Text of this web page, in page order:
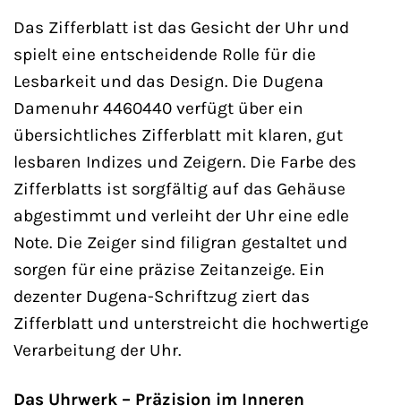
Das Zifferblatt ist das Gesicht der Uhr und
spielt eine entscheidende Rolle für die
Lesbarkeit und das Design. Die Dugena
Damenuhr 4460440 verfügt über ein
übersichtliches Zifferblatt mit klaren, gut
lesbaren Indizes und Zeigern. Die Farbe des
Zifferblatts ist sorgfältig auf das Gehäuse
abgestimmt und verleiht der Uhr eine edle
Note. Die Zeiger sind filigran gestaltet und
sorgen für eine präzise Zeitanzeige. Ein
dezenter Dugena-Schriftzug ziert das
Zifferblatt und unterstreicht die hochwertige
Verarbeitung der Uhr.
Das Uhrwerk – Präzision im Inneren